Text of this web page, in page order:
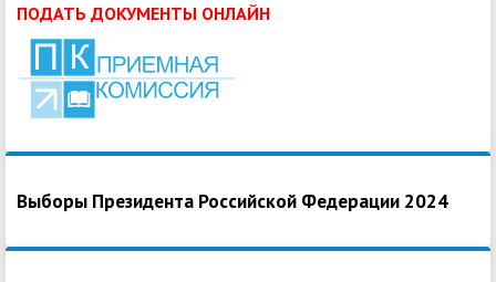
ПОДАТЬ ДОКУМЕНТЫ ОНЛАЙН
Выборы Президента Российской Федерации 2024